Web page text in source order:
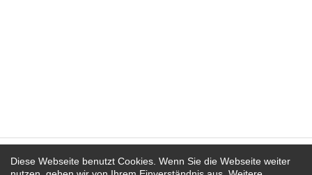
Martin Bohn bei:
Diese Webseite benutzt Cookies. Wenn Sie die Webseite weiter